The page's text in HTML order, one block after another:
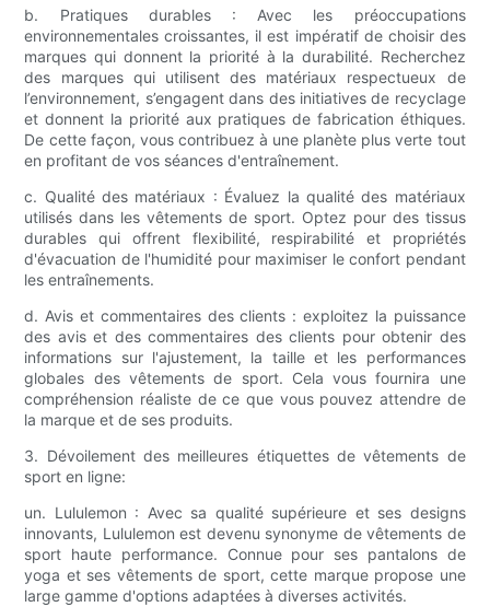
b. Pratiques durables : Avec les préoccupations
environnementales croissantes, il est impératif de choisir des
marques qui donnent la priorité à la durabilité. Recherchez
des marques qui utilisent des matériaux respectueux de
l’environnement, s’engagent dans des initiatives de recyclage
et donnent la priorité aux pratiques de fabrication éthiques.
De cette façon, vous contribuez à une planète plus verte tout
en profitant de vos séances d'entraînement.
c. Qualité des matériaux : Évaluez la qualité des matériaux
utilisés dans les vêtements de sport. Optez pour des tissus
durables qui offrent flexibilité, respirabilité et propriétés
d'évacuation de l'humidité pour maximiser le confort pendant
les entraînements.
d. Avis et commentaires des clients : exploitez la puissance
des avis et des commentaires des clients pour obtenir des
informations sur l'ajustement, la taille et les performances
globales des vêtements de sport. Cela vous fournira une
compréhension réaliste de ce que vous pouvez attendre de
la marque et de ses produits.
3. Dévoilement des meilleures étiquettes de vêtements de
sport en ligne:
un. Lululemon : Avec sa qualité supérieure et ses designs
innovants, Lululemon est devenu synonyme de vêtements de
sport haute performance. Connue pour ses pantalons de
yoga et ses vêtements de sport, cette marque propose une
large gamme d'options adaptées à diverses activités.